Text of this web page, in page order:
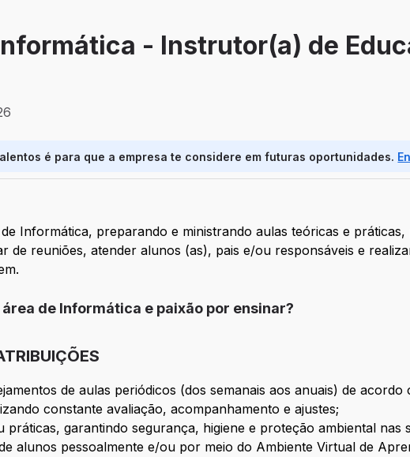
- Instrutor(a) de
é para que a empresa te considere em futuras oportunidades.
Informática, preparando e ministrando aulas teóricas e
de reuniões, atender alunos (as), pais e/ou responsáveis e
de Informática e paixão por ensinar?
de aulas periódicos (dos semanais aos anuais) de
constante avaliação, acompanhamento e ajustes;
práticas, garantindo segurança, higiene e proteção ambiental nas
alunos pessoalmente e/ou por meio do Ambiente Virtual de